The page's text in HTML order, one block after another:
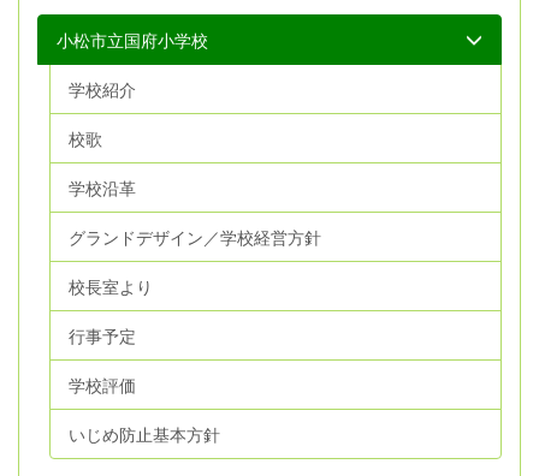
小松市立国府小学校
学校紹介
校歌
学校沿革
グランドデザイン／学校経営方針
校長室より
行事予定
学校評価
いじめ防止基本方針